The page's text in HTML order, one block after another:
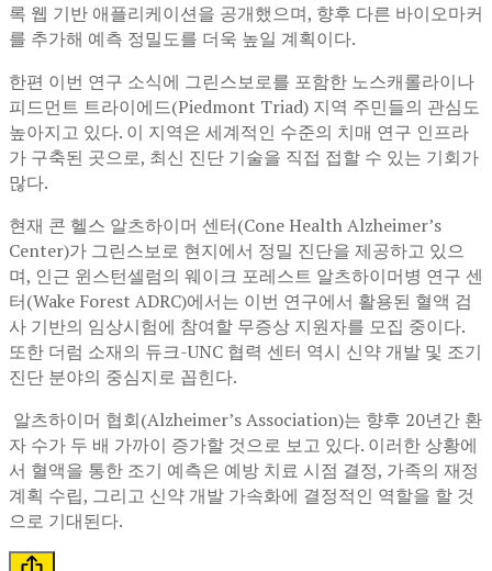
록 웹 기반 애플리케이션을 공개했으며, 향후 다른 바이오마커
를 추가해 예측 정밀도를 더욱 높일 계획이다.
한편 이번 연구 소식에 그린스보로를 포함한 노스캐롤라이나
피드먼트 트라이에드(Piedmont Triad) 지역 주민들의 관심도
높아지고 있다. 이 지역은 세계적인 수준의 치매 연구 인프라
가 구축된 곳으로, 최신 진단 기술을 직접 접할 수 있는 기회가
많다.
현재 콘 헬스 알츠하이머 센터(Cone Health Alzheimer’s
Center)가 그린스보로 현지에서 정밀 진단을 제공하고 있으
며, 인근 윈스턴셀럼의 웨이크 포레스트 알츠하이머병 연구 센
터(Wake Forest ADRC)에서는 이번 연구에서 활용된 혈액 검
사 기반의 임상시험에 참여할 무증상 지원자를 모집 중이다.
또한 더럼 소재의 듀크-UNC 협력 센터 역시 신약 개발 및 조기
진단 분야의 중심지로 꼽힌다.
알츠하이머 협회(Alzheimer’s Association)는 향후 20년간 환
자 수가 두 배 가까이 증가할 것으로 보고 있다. 이러한 상황에
서 혈액을 통한 조기 예측은 예방 치료 시점 결정, 가족의 재정
계획 수립, 그리고 신약 개발 가속화에 결정적인 역할을 할 것
으로 기대된다.